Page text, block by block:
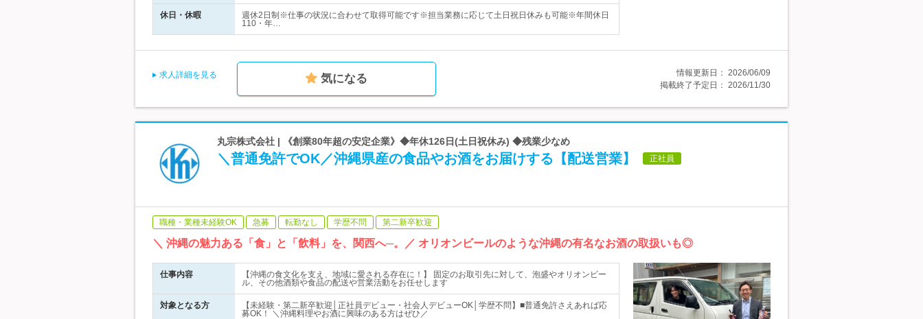
休日・休暇
週休2日制※仕事の状況に合わせて取得可能です※担当業務に応じて土日祝日休みも可能※年間休日
110・年…
求人詳細を見る 気になる 情報更新日： 2026/06/09
掲載終了予定日： 2026/11/30
丸宗株式会社 | 《創業80年超の安定企業》◆年休126日(土日祝休み) ◆残業少なめ
＼普通免許でOK／沖縄県産の食品やお酒をお届けする【配送営業】 正社員
職種・業種未経験OK 急募 転勤なし 学歴不問 第二新卒歓迎
＼ 沖縄の魅力ある「食」と「飲料」を、関西へ─。／ オリオンビールのような沖縄の有名なお酒の取扱いも◎
仕事内容
【沖縄の食文化を支え、地域に愛される存在に！】 固定のお取引先に対して、泡盛やオリオンビー
ル、その他酒類や食品の配送や営業活動をお任せします
対象となる方
【未経験・第二新卒歓迎│正社員デビュー・社会人デビューOK│学歴不問】■普通免許さえあれば応
募OK！ ＼沖縄料理やお酒に興味のある方はぜひ／